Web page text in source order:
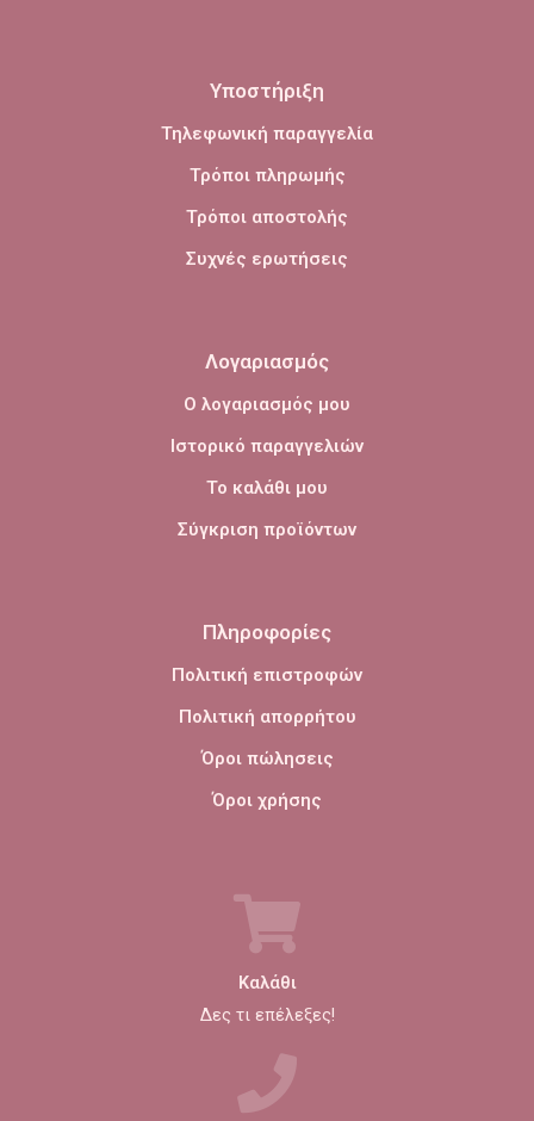
Υποστήριξη
Τηλεφωνική παραγγελία
Τρόποι πληρωμής
Τρόποι αποστολής
Συχνές ερωτήσεις
Λογαριασμός
Ο λογαριασμός μου
Ιστορικό παραγγελιών
Το καλάθι μου
Σύγκριση προϊόντων
Πληροφορίες
Πολιτική επιστροφών
Πολιτική απορρήτου
Όροι πώλησεις
Όροι χρήσης
Καλάθι
Δες τι επέλεξες!